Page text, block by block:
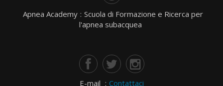
Apnea Academy : Scuola di Formazione e Ricerca per
l'apnea subacquea
E-mail : Contattaci